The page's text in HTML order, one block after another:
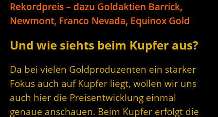
Rekordpreis – dazu Goldaktien Barrick,
Newmont, Franco Nevada, Equinox Gold
Und wie siehts beim Kupfer aus?
Da bei vielen Goldproduzenten ein starker
Fokus auch auf Kupfer liegt, wollen wir uns
auch hier die Preisentwicklung einmal
genaue anschauen. Beim Kupfer erfolgt die